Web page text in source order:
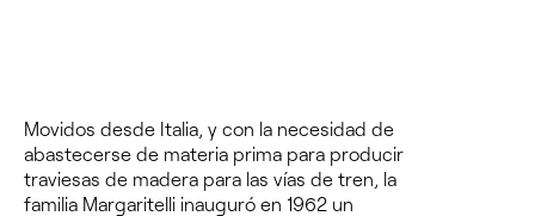
Movidos desde Italia, y con la necesidad de
abastecerse de materia prima para producir
traviesas de madera para las vías de tren, la
familia Margaritelli inauguró en 1962 un